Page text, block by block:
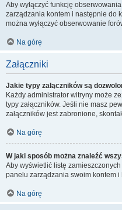
Aby wyłączyć funkcję
zarządzania kontem i następnie do
można wyłączyć obserwowanie
Na górę
Załączniki
Jakie typy załączników są
Każdy administrator witryny może
typy załączników. Jeśli nie masz
załączników jest zabronione,
Na górę
W jaki sposób można znaleźć
Aby wyświetlić listę
panelu zarządzania swoim kontem
Na górę